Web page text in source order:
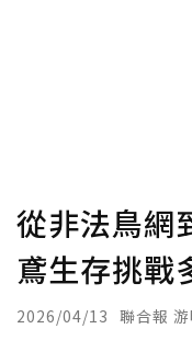
從非法鳥網
鳶生存挑戰
2026/04/13 聯合報